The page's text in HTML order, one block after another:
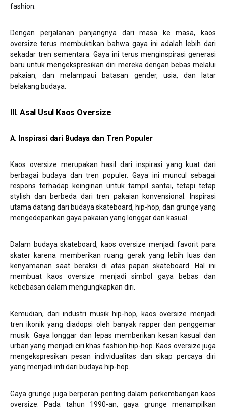
fashion.
Dengan perjalanan panjangnya dari masa ke masa, kaos
oversize terus membuktikan bahwa gaya ini adalah lebih dari
sekadar tren sementara. Gaya ini terus menginspirasi generasi
baru untuk mengekspresikan diri mereka dengan bebas melalui
pakaian, dan melampaui batasan gender, usia, dan latar
belakang budaya.
III. Asal Usul Kaos Oversize
A. Inspirasi dari Budaya dan Tren Populer
Kaos oversize merupakan hasil dari inspirasi yang kuat dari
berbagai budaya dan tren populer. Gaya ini muncul sebagai
respons terhadap keinginan untuk tampil santai, tetapi tetap
stylish dan berbeda dari tren pakaian konvensional. Inspirasi
utama datang dari budaya skateboard, hip-hop, dan grunge yang
mengedepankan gaya pakaian yang longgar dan kasual.
Dalam budaya skateboard, kaos oversize menjadi favorit para
skater karena memberikan ruang gerak yang lebih luas dan
kenyamanan saat beraksi di atas papan skateboard. Hal ini
membuat kaos oversize menjadi simbol gaya bebas dan
kebebasan dalam mengungkapkan diri.
Kemudian, dari industri musik hip-hop, kaos oversize menjadi
tren ikonik yang diadopsi oleh banyak rapper dan penggemar
musik. Gaya longgar dan lepas memberikan kesan kasual dan
urban yang menjadi ciri khas fashion hip-hop. Kaos oversize juga
mengekspresikan pesan individualitas dan sikap percaya diri
yang menjadi inti dari budaya hip-hop.
Gaya grunge juga berperan penting dalam perkembangan kaos
oversize. Pada tahun 1990-an, gaya grunge menampilkan